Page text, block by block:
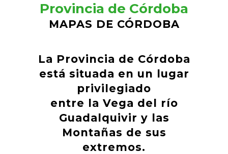
Provincia de Córdoba
MAPAS DE CÓRDOBA
La Provincia de Córdoba
está situada en un lugar
privilegiado
entre la Vega del río
Guadalquivir y las
Montañas de sus
extremos.